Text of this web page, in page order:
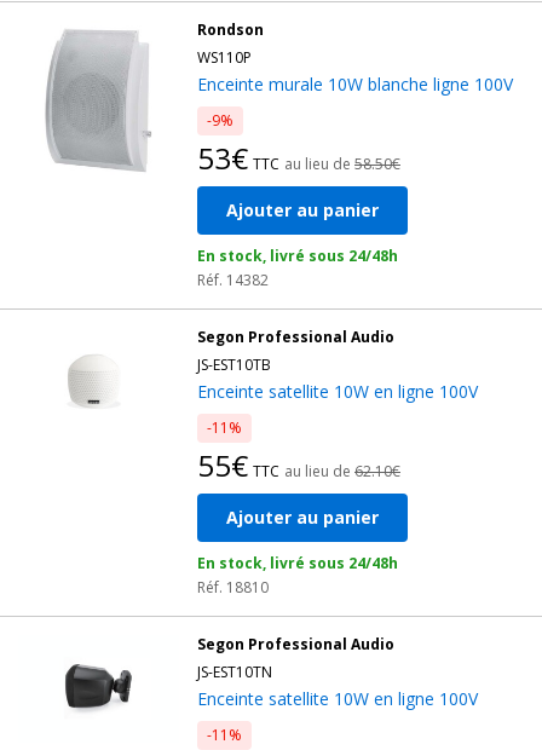
Rondson
WS110P
Enceinte murale 10W blanche ligne 100V
-9%
53€ TTC au lieu de 58.50€
Ajouter au panier
En stock, livré sous 24/48h
Réf. 14382
Segon Professional Audio
JS-EST10TB
Enceinte satellite 10W en ligne 100V
-11%
55€ TTC au lieu de 62.10€
Ajouter au panier
En stock, livré sous 24/48h
Réf. 18810
Segon Professional Audio
JS-EST10TN
Enceinte satellite 10W en ligne 100V
-11%